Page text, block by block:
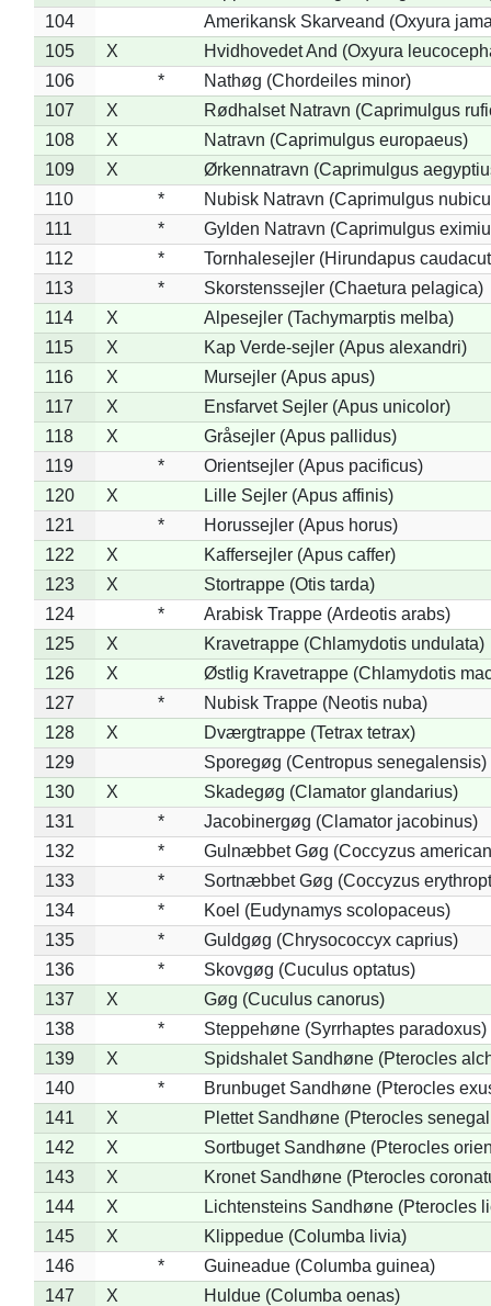
104
Amerikansk Skarveand (Oxyura
105
X
Hvidhovedet And (Oxyura
106
*
Nathøg (Chordeiles minor)
107
X
Rødhalset Natravn (Caprimulgus
108
X
Natravn (Caprimulgus europaeus)
109
X
Ørkennatravn (Caprimulgus
110
*
Nubisk Natravn (Caprimulgus
111
*
Gylden Natravn (Caprimulgus
112
*
Tornhalesejler (Hirundapus
113
*
Skorstenssejler (Chaetura pelagica)
114
X
Alpesejler (Tachymarptis melba)
115
X
Kap Verde-sejler (Apus alexandri)
116
X
Mursejler (Apus apus)
117
X
Ensfarvet Sejler (Apus unicolor)
118
X
Gråsejler (Apus pallidus)
119
*
Orientsejler (Apus pacificus)
120
X
Lille Sejler (Apus affinis)
121
*
Horussejler (Apus horus)
122
X
Kaffersejler (Apus caffer)
123
X
Stortrappe (Otis tarda)
124
*
Arabisk Trappe (Ardeotis arabs)
125
X
Kravetrappe (Chlamydotis undulata)
126
X
Østlig Kravetrappe (Chlamydotis
127
*
Nubisk Trappe (Neotis nuba)
128
X
Dværgtrappe (Tetrax tetrax)
129
Sporegøg (Centropus senegalensis)
130
X
Skadegøg (Clamator glandarius)
131
*
Jacobinergøg (Clamator jacobinus)
132
*
Gulnæbbet Gøg (Coccyzus
133
*
Sortnæbbet Gøg (Coccyzus
134
*
Koel (Eudynamys scolopaceus)
135
*
Guldgøg (Chrysococcyx caprius)
136
*
Skovgøg (Cuculus optatus)
137
X
Gøg (Cuculus canorus)
138
*
Steppehøne (Syrrhaptes paradoxus)
139
X
Spidshalet Sandhøne (Pterocles
140
*
Brunbuget Sandhøne (Pterocles
141
X
Plettet Sandhøne (Pterocles
142
X
Sortbuget Sandhøne (Pterocles
143
X
Kronet Sandhøne (Pterocles
144
X
Lichtensteins Sandhøne (Pterocles
145
X
Klippedue (Columba livia)
146
*
Guineadue (Columba guinea)
147
X
Huldue (Columba oenas)